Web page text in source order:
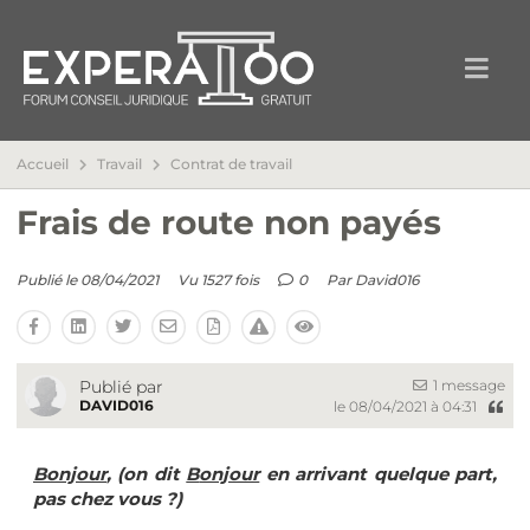
Accueil Travail Contrat de travail
Frais de route non payés
Publié le 08/04/2021 Vu 1527 fois 0 Par David016
Publié par
DAVID016
1 message
le 08/04/2021 à 04:31
Bonjour, (on dit Bonjouren arrivant quelque part,
pas chez vous ?)